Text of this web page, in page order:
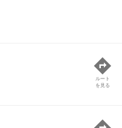
ルート
を見る